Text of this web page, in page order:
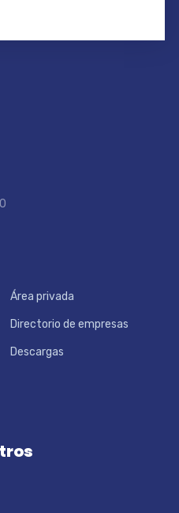
Área privada
Directorio de empresas
Descargas